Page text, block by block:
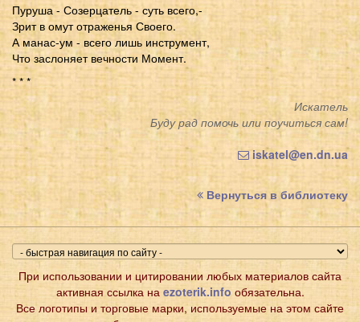
Пуруша - Созерцатель - суть всего,-
Зрит в омут отраженья Своего.
А манас-ум - всего лишь инструмент,
Что заслоняет вечности Момент.
* * *
Искатель
Буду рад помочь или поучиться сам!
iskatel@en.dn.ua
Вернуться в библиотеку
При использовании и цитировании любых материалов сайта
активная ссылка на ezoterik.info обязательна.
Все логотипы и торговые марки, используемые на этом сайте